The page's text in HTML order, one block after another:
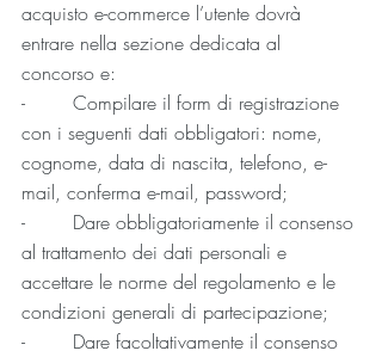
acquisto e-commerce l’utente dovrà
entrare nella sezione dedicata al
concorso e:
-        Compilare il form di registrazione
con i seguenti dati obbligatori: nome,
cognome, data di nascita, telefono, e-
mail, conferma e-mail, password;
-        Dare obbligatoriamente il consenso
al trattamento dei dati personali e
accettare le norme del regolamento e le
condizioni generali di partecipazione;
-        Dare facoltativamente il consenso